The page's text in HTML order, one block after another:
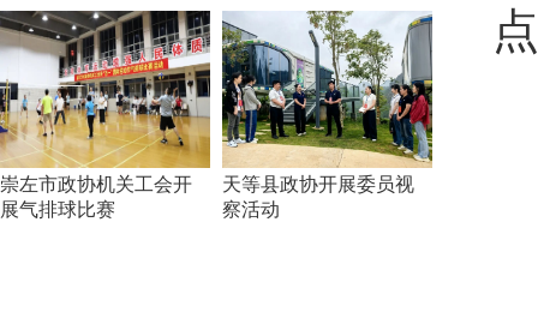
崇左市政协机关工会开
展气排球比赛
天等县政协开展委员视
察活动